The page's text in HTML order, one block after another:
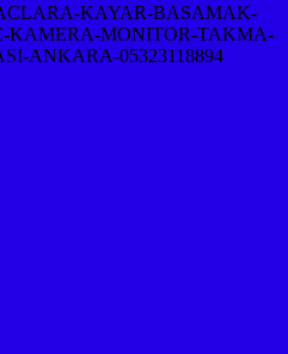
KAYAR-BASAMAK-
KAMERA-MONITOR-TAKMA-
ANKARA-05323118894